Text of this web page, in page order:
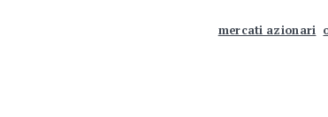
mercati azionari